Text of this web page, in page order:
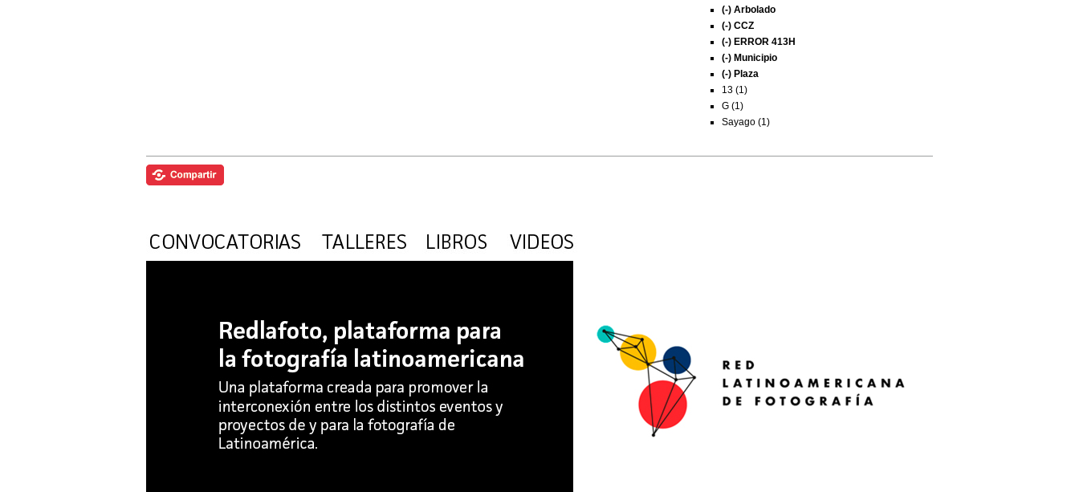
(-) Arbolado
(-) CCZ
(-) ERROR 413H
(-) Municipio
(-) Plaza
13 (1)
G (1)
Sayago (1)